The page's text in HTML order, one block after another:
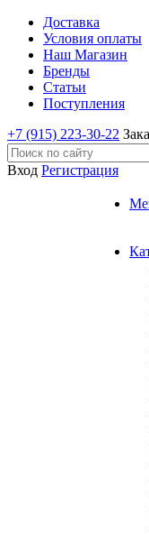
Доставка
Условия оплаты
Наш Магазин
Бренды
Статьи
Поступления
+7 (915) 223-30-22
Вход Регистрация